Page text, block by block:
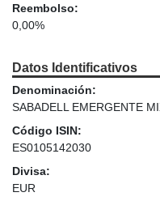
Reembolso:
0,00%
Datos Identificativos
Denominación:
SABADELL EMERGENTE
Código ISIN:
ES0105142030
Divisa:
EUR